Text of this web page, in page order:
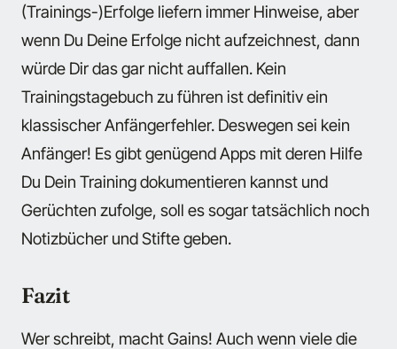
(Trainings-)Erfolge liefern immer Hinweise, aber
wenn Du Deine Erfolge nicht aufzeichnest, dann
würde Dir das gar nicht auffallen. Kein
Trainingstagebuch zu führen ist definitiv ein
klassischer Anfängerfehler. Deswegen sei kein
Anfänger! Es gibt genügend Apps mit deren Hilfe
Du Dein Training dokumentieren kannst und
Gerüchten zufolge, soll es sogar tatsächlich noch
Notizbücher und Stifte geben.
Fazit
Wer schreibt, macht Gains! Auch wenn viele die